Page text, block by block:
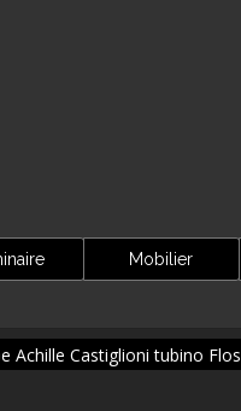
Mobilier
Achille Castiglioni tubino Flos